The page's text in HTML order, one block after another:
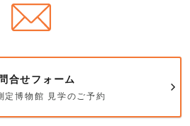
合せフォーム
定博物館 見学のご予約